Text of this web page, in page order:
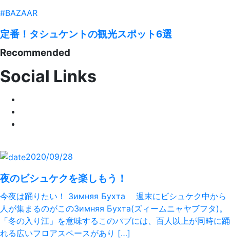
#BAZAAR
定番！タシュケントの観光スポット6選
Recommended
Social Links
2020/09/28
夜のビシュケクを楽しもう！
今夜は踊りたい！ Зимняя Бухта 週末にビシュケク中から
人が集まるのがこのЗимняя Бухта(ズィームニャヤブフタ)。
「冬の入り江」を意味するこのパブには、百人以上が同時に踊
れる広いフロアスペースがあり […]